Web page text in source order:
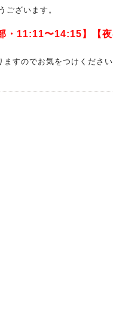
ございます。
・11:11〜14:15】【
すのでお気をつけください